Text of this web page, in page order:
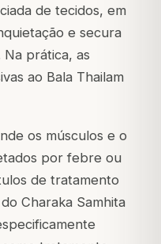
de tecidos, em
e secura
prática, as
ao Bala Thailam
os músculos e o
por febre ou
de tratamento
Charaka Samhita